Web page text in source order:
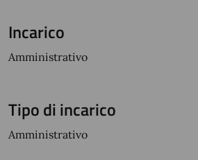
Incarico
Amministrativo
Tipo di incarico
Amministrativo